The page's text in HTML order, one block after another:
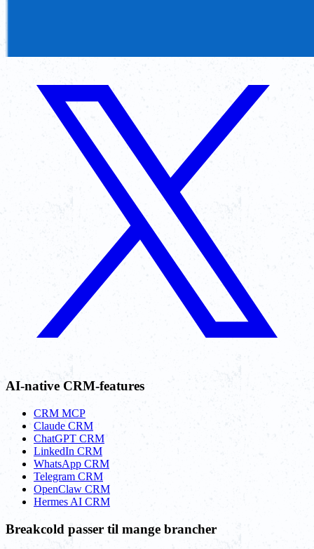
AI-native CRM-features
CRM MCP
Claude CRM
ChatGPT CRM
LinkedIn CRM
WhatsApp CRM
Telegram CRM
OpenClaw CRM
Hermes AI CRM
Breakcold passer til mange brancher